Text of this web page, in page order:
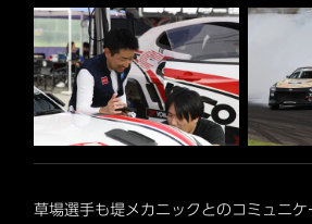
草場選手も堤メカニックとのコミュニ